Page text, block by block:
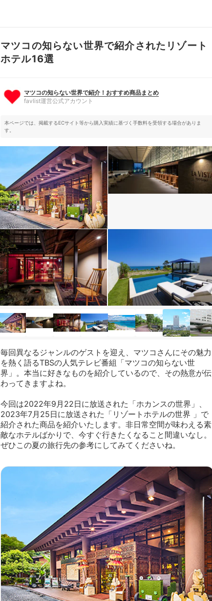
マツコの知らない世界で紹介！おすすめ商品まとめ
favlist運営公式アカウント
マツコの知らない世界で紹介されたリゾート
ホテル16選
マツコの知らない世界で紹介！おすすめ商品まとめ
favlist運営公式アカウント
本ページでは、掲載するECサイト等から購入実績に基づく手数料を受領する場合がありま
す。
毎回異なるジャンルのゲストを迎え、マツコさんにその魅力
を熱く語るTBSの人気テレビ番組「マツコの知らない世
界」。本当に好きなものを紹介しているので、その熱意が伝
わってきますよね。
今回は2022年9月22日に放送された「ホカンスの世界」、
2023年7月25日に放送された「リゾートホテルの世界 」で
紹介された商品を紹介いたします。非日常空間が味わえる素
敵なホテルばかりで、今すぐ行きたくなること間違いなし。
ぜひこの夏の旅行先の参考にしてみてくださいね。